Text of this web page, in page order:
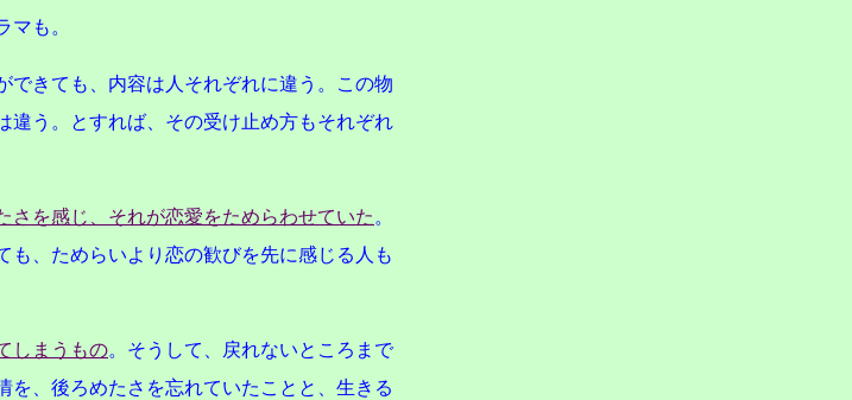
マも。
できても、内容は人それぞれに違う。この物
違う。とすれば、その受け止め方もそれぞれ
さを感じ、それが恋愛をためらわせていた 。
も、ためらいより恋の歓びを先に感じる人も
しまうもの。そうして、戻れないところまで
を、後ろめたさを忘れていたことと、生きる